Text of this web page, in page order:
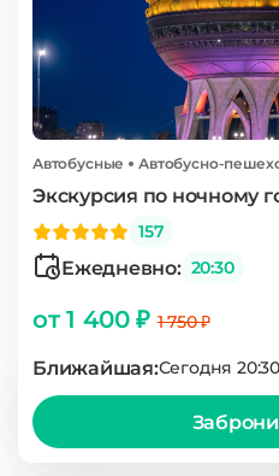
Автобусные Автобусно-
Экскурсия по ночному
157
Ежедневно: 20:30
от 1 400 ₽1 750 ₽
Ближайшая:Сегодня 20:30